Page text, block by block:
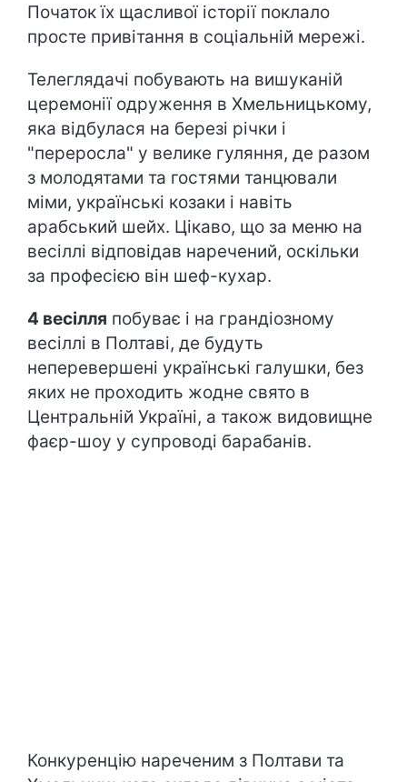
Початок їх щасливої історії поклало
просте привітання в соціальній мережі.
Телеглядачі побувають на вишуканій
церемонії одруження в Хмельницькому,
яка відбулася на березі річки і
"переросла" у велике гуляння, де разом
з молодятами та гостями танцювали
міми, українські козаки і навіть
арабський шейх. Цікаво, що за меню на
весіллі відповідав наречений, оскільки
за професією він шеф-кухар.
4 весілля побуває і на грандіозному
весіллі в Полтаві, де будуть
неперевершені українські галушки, без
яких не проходить жодне свято в
Центральній Україні, а також видовищне
фаєр-шоу у супроводі барабанів.
Конкуренцію нареченим з Полтави та